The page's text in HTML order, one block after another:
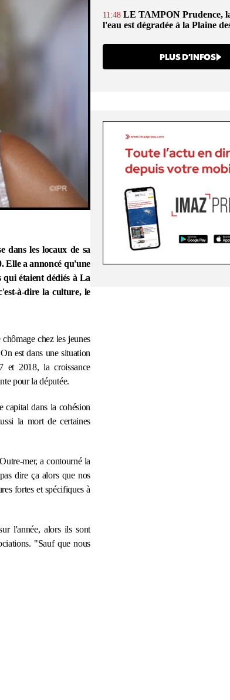
dans les locaux de sa
Elle a annoncé qu'une
étaient dédiés à La
à-dire la culture, le
chez les jeunes
est dans une situation
et 2018, la croissance
pour la députée.
dans la cohésion
la mort de certaines
mer, a contourné la
dire ça alors que nos
fortes et spécifiques à
l'année, alors ils sont
"Sauf que nous
11:48 LE TAMPON Prudence,
l'eau est dégradée à la Plaine
PLUS D’INFOS